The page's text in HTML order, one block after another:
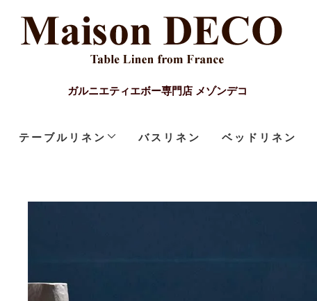
ガルニエティエボー専門店 メゾンデコ
テーブルリネン バスリネン ベッドリネン